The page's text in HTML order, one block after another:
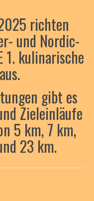
richten
und Nordic-
1. kulinarische
gibt es
Zieleinläufe
5 km, 7 km,
23 km.